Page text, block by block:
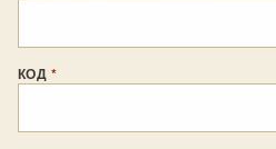
КОД *